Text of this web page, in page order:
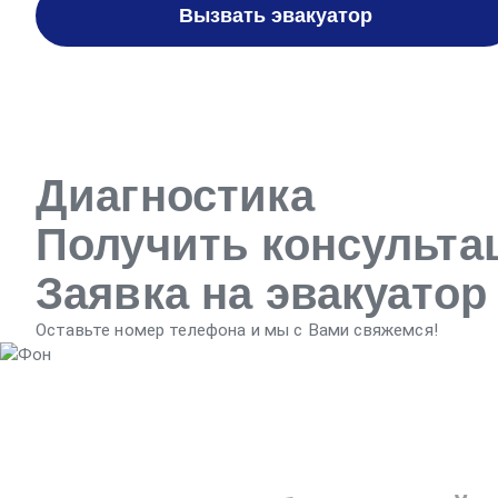
Вызвать эвакуатор
Диагностика
Получить
Заявка на эвакуатор
Оставьте номер телефона и мы с Вами свяжемся!